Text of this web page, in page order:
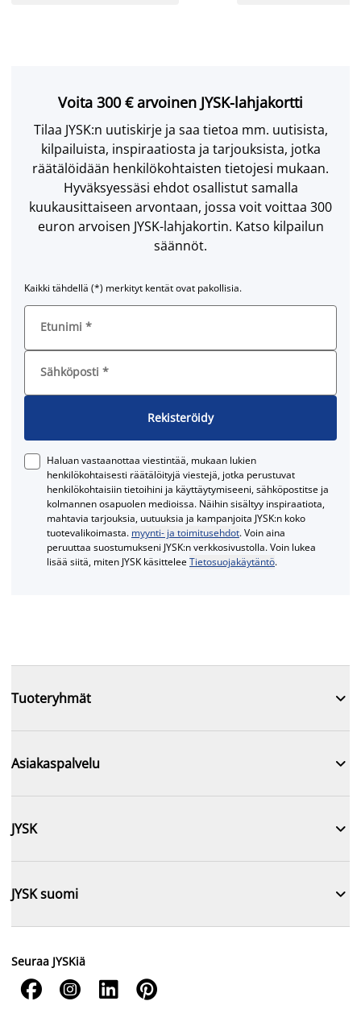
Voita 300 € arvoinen JYSK-lahjakortti
Tilaa JYSK:n uutiskirje ja saa tietoa mm. uutisista,
kilpailuista, inspiraatiosta ja tarjouksista, jotka
räätälöidään henkilökohtaisten tietojesi mukaan.
Hyväksyessäsi ehdot osallistut samalla
kuukausittaiseen arvontaan, jossa voit voittaa 300
euron arvoisen JYSK-lahjakortin. Katso kilpailun
säännöt.
Kaikki tähdellä (*) merkityt kentät ovat pakollisia.
Etunimi *
Sähköposti *
Rekisteröidy
Haluan vastaanottaa viestintää, mukaan lukien
henkilökohtaisesti räätälöityjä viestejä, jotka perustuvat
henkilökohtaisiin tietoihini ja käyttäytymiseeni, sähköpostitse ja
kolmannen osapuolen medioissa. Näihin sisältyy inspiraatiota,
mahtavia tarjouksia, uutuuksia ja kampanjoita JYSK:n koko
tuotevalikoimasta. myynti- ja toimitusehdot. Voin aina
peruuttaa suostumukseni JYSK:n verkkosivustolla. Voin lukea
lisää siitä, miten JYSK käsitteleeTietosuojakäytäntö.
Tuoteryhmät 
Asiakaspalvelu 
JYSK 
JYSK suomi 
Seuraa JYSKiä
   